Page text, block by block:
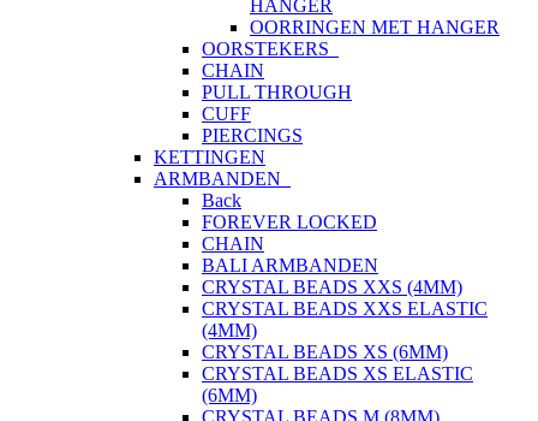
HANGER
OORRINGEN MET HANGER
OORSTEKERS
CHAIN
PULL THROUGH
CUFF
PIERCINGS
KETTINGEN
ARMBANDEN
Back
FOREVER LOCKED
CHAIN
BALI ARMBANDEN
CRYSTAL BEADS XXS (4MM)
CRYSTAL BEADS XXS ELASTIC
(4MM)
CRYSTAL BEADS XS (6MM)
CRYSTAL BEADS XS ELASTIC
(6MM)
CRYSTAL BEADS M (8MM)